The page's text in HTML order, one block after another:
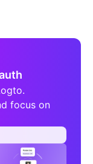
focus on